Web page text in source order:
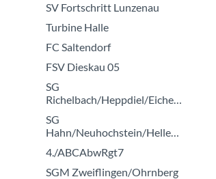
SV Fortschritt Lunzenau
Turbine Halle
FC Saltendorf
FSV Dieskau 05
SG
Richelbach/Heppdiel/Eichenbühl
SG
Hahn/Neuhochstein/Hellenhahn
4./ABCAbwRgt7
SGM Zweiflingen/Ohrnberg